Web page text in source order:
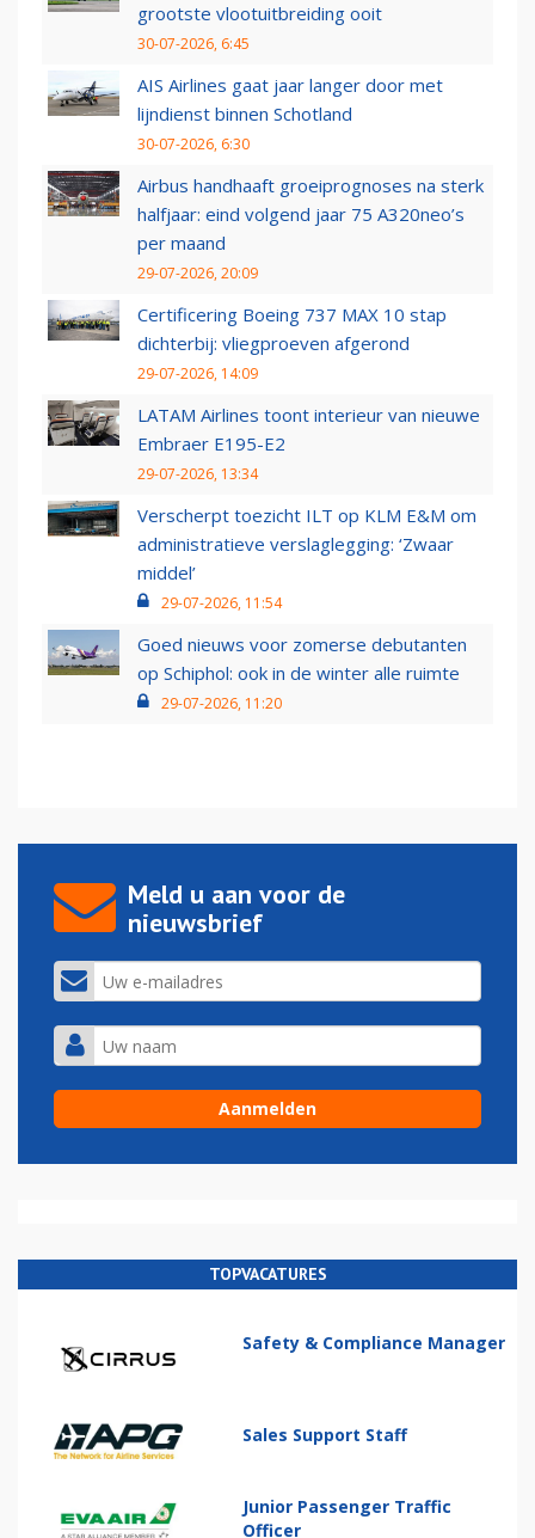
grootste vlootuitbreiding ooit
30-07-2026, 6:45
AIS Airlines gaat jaar langer door met
lijndienst binnen Schotland
30-07-2026, 6:30
Airbus handhaaft groeiprognoses na sterk
halfjaar: eind volgend jaar 75 A320neo’s
per maand
29-07-2026, 20:09
Certificering Boeing 737 MAX 10 stap
dichterbij: vliegproeven afgerond
29-07-2026, 14:09
LATAM Airlines toont interieur van nieuwe
Embraer E195-E2
29-07-2026, 13:34
Verscherpt toezicht ILT op KLM E&M om
administratieve verslaglegging: ‘Zwaar
middel’
29-07-2026, 11:54
Goed nieuws voor zomerse debutanten
op Schiphol: ook in de winter alle ruimte
29-07-2026, 11:20
Meld u aan voor de
nieuwsbrief
TOPVACATURES
Safety & Compliance Manager
Sales Support Staff
Junior Passenger Traffic
Officer